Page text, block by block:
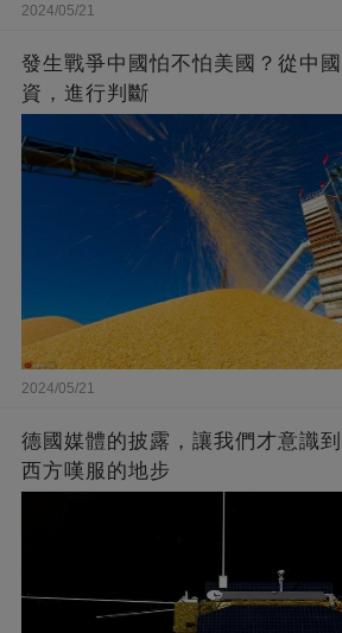
2024/05/21
發生戰爭中國怕不怕美國？從中
資，進行判斷
2024/05/21
德國媒體的披露，讓我們才意識
西方嘆服的地步